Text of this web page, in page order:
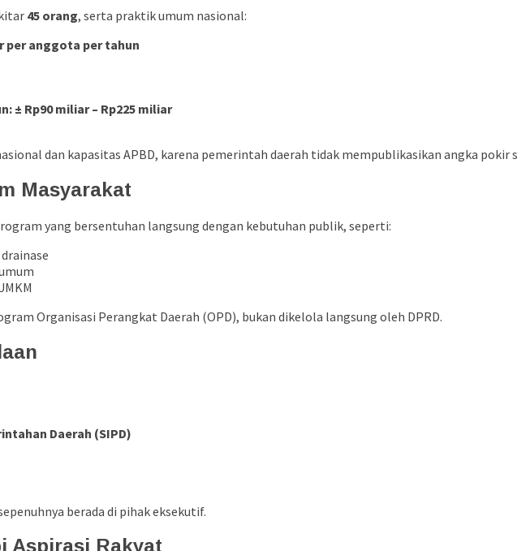
45 orang, serta praktik umum nasional:
per anggota per tahun
± Rp90 miliar – Rp225 miliar
dan kapasitas APBD, karena pemerintah daerah tidak mempublikasikan angka pokir
Masyarakat
yang bersentuhan langsung dengan kebutuhan publik, seperti:
Organisasi Perangkat Daerah (OPD), bukan dikelola langsung oleh DPRD.
Daerah (SIPD)
berada di pihak eksekutif.
Aspirasi Rakyat